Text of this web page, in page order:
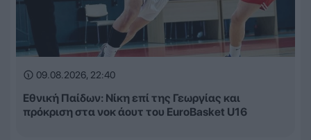
09.08.2026, 22:40
Εθνική Παίδων: Νίκη επί της Γεωργίας και
πρόκριση στα νοκ άουτ του EuroBasket U16